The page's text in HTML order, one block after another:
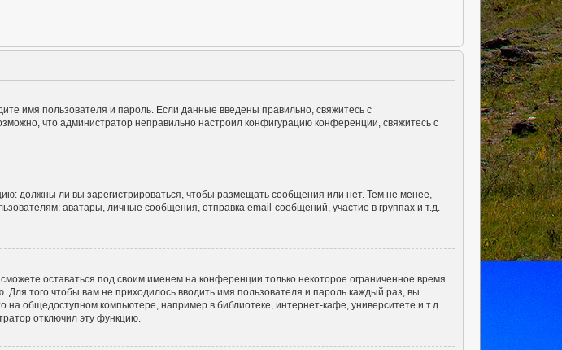
имя пользователя и пароль. Если данные введены правильно, свяжитесь с
что администратор неправильно настроил конфигурацию конференции, свяжитесь с
должны ли вы зарегистрироваться, чтобы размещать сообщения или нет. Тем не менее,
аватары, личные сообщения, отправка email-сообщений, участие в группах и т.д.
оставаться под своим именем на конференции только некоторое ограниченное время.
Для того чтобы вам не приходилось вводить имя пользователя и пароль каждый раз, вы
общедоступном компьютере, например в библиотеке, интернет-кафе, университете и т.д.
отключил эту функцию.